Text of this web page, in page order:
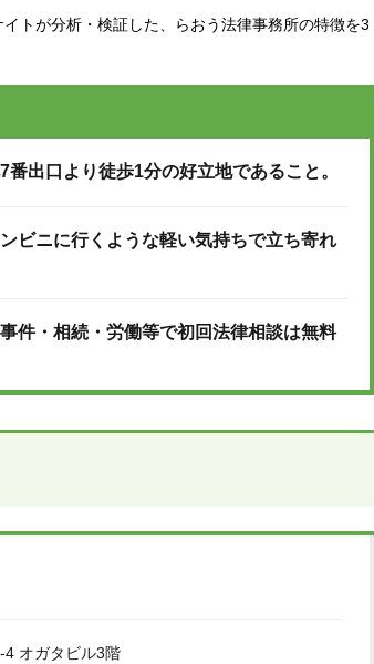
トが分析・検証した、らおう法律事務所の特徴を3
出口より徒歩1分の好立地であること。
ビニに行くような軽い気持ちで立ち寄れ
件・相続・労働等で初回法律相談は無料
4 オガタビル3階